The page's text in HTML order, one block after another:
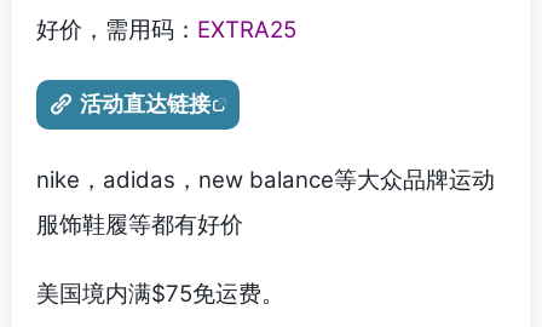
好价，需用码： EXTRA25
活动直达链接
nike，adidas，new balance等大众品牌运动
服饰鞋履等都有好价
美国境内满$75免运费。